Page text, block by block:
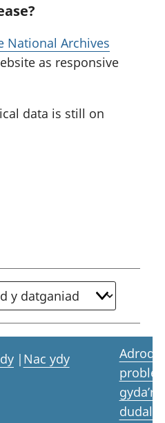
National Archives
as responsive
data is still on
| Nac ydy
Adrodd
gyda’r